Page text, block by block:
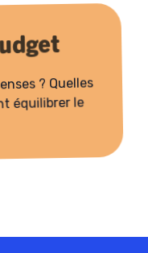
? Quelles
équilibrer le